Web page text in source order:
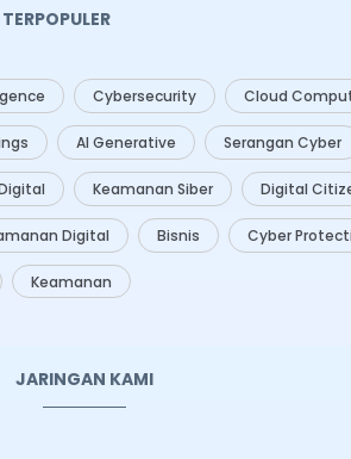
Cybersecurity Cloud
AI Generative Serangan Cyber
Keamanan Siber Digital
Digital Bisnis Cyber
Keamanan
JARINGAN KAMI